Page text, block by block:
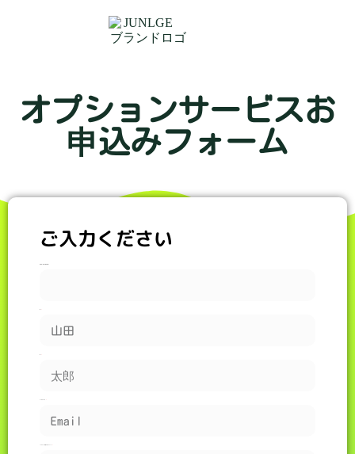
オプションサービスお
申込みフォーム
ご入力ください